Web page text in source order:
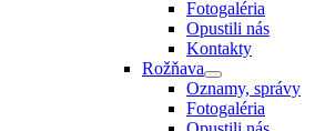
Fotogaléria
Opustili nás
Kontakty
Rožňava
Oznamy, správy
Fotogaléria